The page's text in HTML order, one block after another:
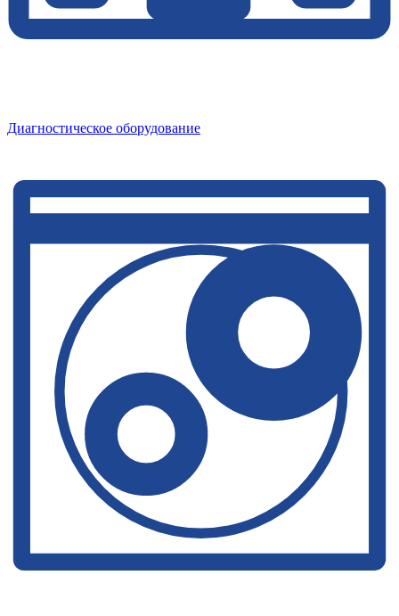
Диагностическое оборудование